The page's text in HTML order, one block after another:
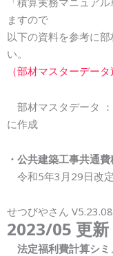
ますので
以下の資料を参考に
い。
（部材マスターデータ
部材マスタデータ
に作成
・公共建築工事共通
令和5年3 月 29日改
せつびやさん V5.23.08
2023/05 更新
法定福利費計算シ